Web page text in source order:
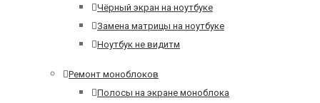
Чёрный экран на ноутбуке
Замена матрицы на ноутбуке
Ноутбук не видитм
Ремонт моноблоков
Полосы на экране моноблока